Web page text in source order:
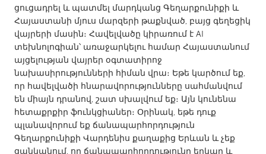
Newmarket
Ottawa
South Shore
Toronto
MALAYSIA
Kuala Lumpur
NETHERLANDS
Leiden
Rotterdam
ցուցադրել և պատմել մարդկանց Գեղարքունիքի և
Հայաստանի մյուս մարզերի թաքնված, բայց գեղեցիկ
վայրերի մասին։ Հավելվածը կիրառում է AI
տեխնոլոգիան՝ առաջարկելու համար Հայաստանում
այցելության վայրեր օգտատիրոջ
նախասիրությունների հիման վրա։ Եթե կարծում եք,
որ հավելվածի հնարավորությունները սահմանվում
են միայն դրանով, շատ սխալվում եք։ Այն կունենա
հետաքրքիր ֆունկցիաներ։ Օրինակ, եթե դուք
պլանավորում եք ճանապարհորդություն
Գեղարքունիքի Վարդենիս քաղաքից Երևան և չեք
ցանկանում, որ ճանապարհորդությունը երկար և